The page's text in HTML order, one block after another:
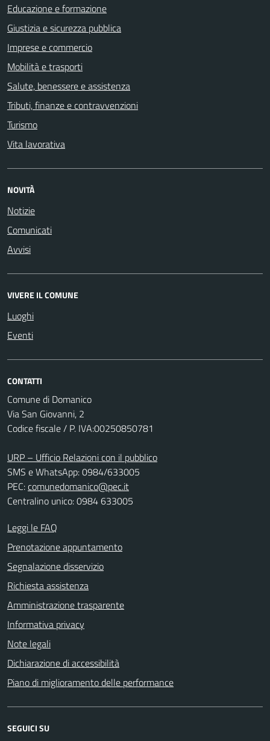
Educazione e formazione
Giustizia e sicurezza pubblica
Imprese e commercio
Mobilità e trasporti
Salute, benessere e assistenza
Tributi, finanze e contravvenzioni
Turismo
Vita lavorativa
NOVITÀ
Notizie
Comunicati
Avvisi
VIVERE IL COMUNE
Luoghi
Eventi
CONTATTI
Comune di Domanico
Via San Giovanni, 2
Codice fiscale / P. IVA:00250850781
URP – Ufficio Relazioni con il pubblico
SMS e WhatsApp: 0984/633005
PEC:comunedomanico@pec.it
Centralino unico: 0984 633005
Leggi le FAQ
Prenotazione appuntamento
Segnalazione disservizio
Richiesta assistenza
Amministrazione trasparente
Informativa privacy
Note legali
Dichiarazione di accessibilità
Piano di miglioramento delle performance
SEGUICI SU